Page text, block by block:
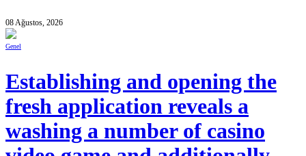
08 Ağustos, 2026
Genel
Establishing and opening the
fresh application reveals a
washing a number of casino